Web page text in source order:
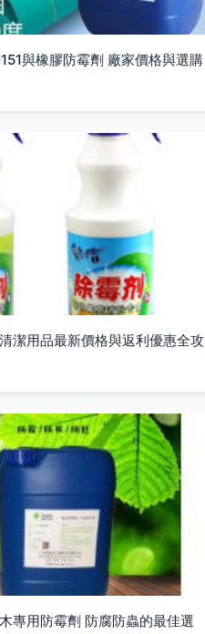
與橡膠防霉劑 廠家價格與選購
潔用品最新價格與返利優惠全攻
專用防霉劑 防腐防蟲的最佳選